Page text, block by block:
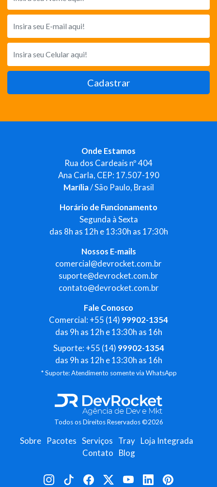
Cadastrar
Onde Estamos
Rua dos Cardeais nº 404
Ana Carla, CEP: 17.507-190
Marília/ São Paulo, Brasil
Horário de Funcionamento
Segunda à Sexta
das 8h as 12h e 13:30h as 17:30h
Nossos E-mails
comercial@devrocket.com.br
suporte@devrocket.com.br
contato@devrocket.com.br
Fale Conosco
Comercial: +55 (14) 99902-1354
das 9h as 12h e 13:30h as 16h
Suporte: +55 (14) 99902-1354
das 9h as 12h e 13:30h as 16h
* Suporte: Atendimento somente via WhatsApp
Todos os Direitos Reservados ©2026
Sobre Pacotes Serviços Tray Loja Integrada
Contato
Blog